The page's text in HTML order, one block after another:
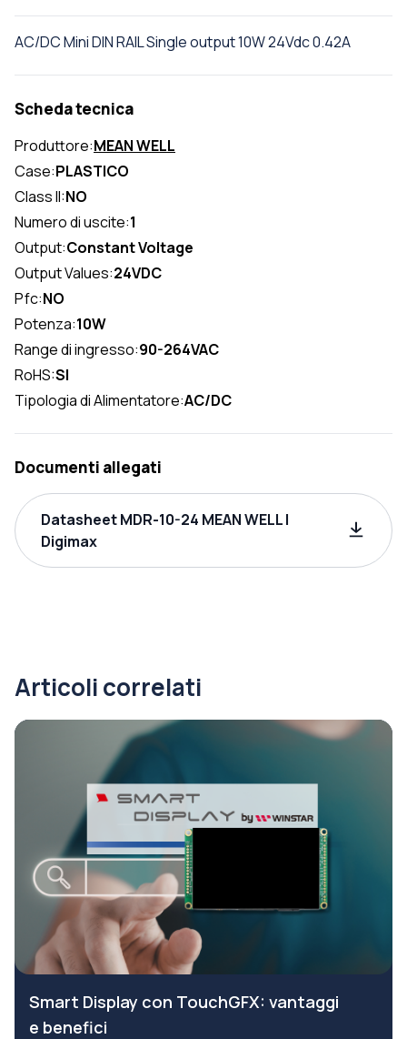
AC/DC Mini DIN RAIL Single output 10W 24Vdc 0.42A
Scheda tecnica
Produttore:MEAN WELL
Case:PLASTICO
Class II:NO
Numero di uscite:1
Output:Constant Voltage
Output Values:24VDC
Pfc:NO
Potenza:10W
Range di ingresso:90-264VAC
RoHS:SI
Tipologia di Alimentatore:AC/DC
Documenti allegati
Datasheet MDR-10-24 MEAN WELL |
Digimax
Articoli correlati
Smart Display con TouchGFX: vantaggi
e benefici